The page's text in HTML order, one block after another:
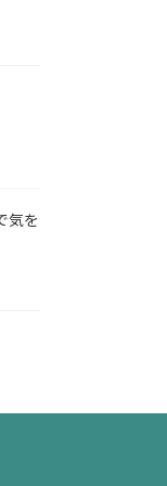
気を